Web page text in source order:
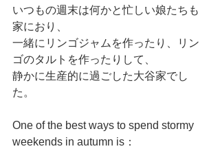
いつもの週末は何かと忙しい娘たちも
家におり、
一緒にリンゴジャムを作ったり、リン
ゴのタルトを作ったりして、
静かに生産的に過ごした大谷家でし
た。
One of the best ways to spend stormy
weekends in autumn is：